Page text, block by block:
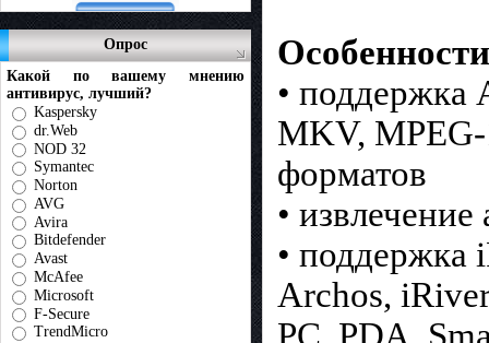
Опрос
Какой по вашему мнению
антивирус, лучший?
Kaspersky
dr.Web
NOD 32
Symantec
Norton
AVG
Avira
Bitdefender
Avast
McAfee
Microsoft
F-Secure
TrendMicro
•
MKV, MPEG-
форматов
•
• поддержка
Archos,